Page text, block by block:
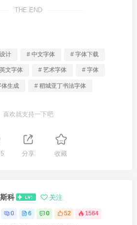
THE END
计 # 中文字体 # 字体下载
文字体 # 艺术字体 # 字体
体生成 # 稻城亚丁书法字体
喜欢就支持一下吧
5 分享 收藏
斯科 关注
0 6 0 52 1564